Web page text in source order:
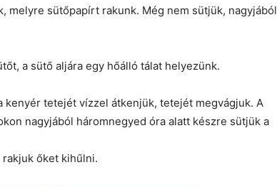
melyre sütőpapírt rakunk. Még nem sütjük, nagyjából
a sütő aljára egy hőálló tálat helyezünk.
kenyér tetejét vízzel átkenjük, tetejét megvágjuk. A
nagyjából háromnegyed óra alatt készre sütjük a
őket kihűlni.